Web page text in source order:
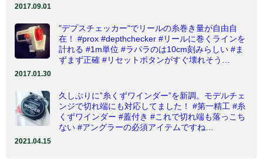
2017.09.01
"デプスチェッカー"でリールの糸巻き量が自由自
在！ #prox #depthchecker #リールに巻くラインを
計れる #1m単位 #ラパラのは10cm刻みらしい #ま
ずまず正確 #リセットボタンがすぐ壊れそう…
2017.01.30
久しぶりに”糸くずワインダー”を新調。モデルチェ
ンジで切れ端にも対応してました！ #第一精工 #糸
くずワインダー #蓋付き #これで切れ端も落っこち
ない #アングラーの必須アイテムですね…
2021.04.15